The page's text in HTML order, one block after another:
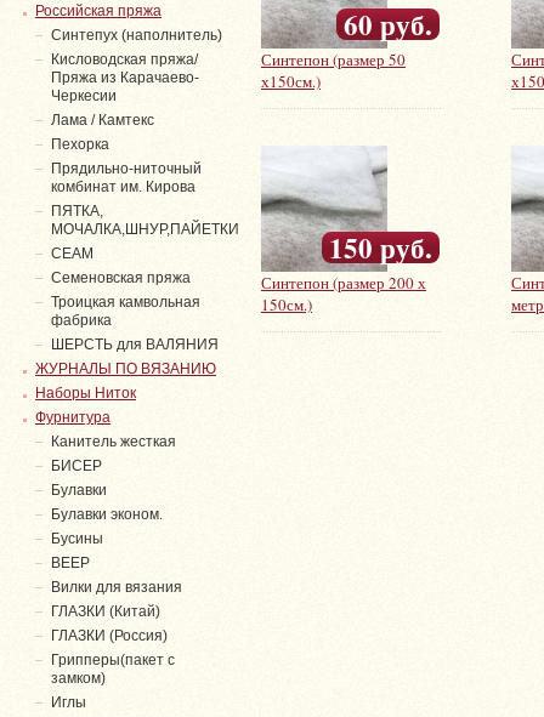
Синтепон (размер 50
х150см.)
60 руб.
Синтепон (размер 200 х
150см.)
150 руб.
Российская пряжа
Синтепух (наполнитель)
Кисловодская пряжа/
Пряжа из Карачаево-
Черкесии
Лама / Камтекс
Пехорка
Прядильно-ниточный
комбинат им. Кирова
ПЯТКА,
МОЧАЛКА,ШНУР,ПАЙЕТКИ
СЕАМ
Семеновская пряжа
Троицкая камвольная
фабрика
ШЕРСТЬ для ВАЛЯНИЯ
ЖУРНАЛЫ ПО ВЯЗАНИЮ
Наборы Ниток
Фурнитура
Канитель жесткая
БИСЕР
Булавки
Булавки эконом.
Бусины
ВЕЕР
Вилки для вязания
ГЛАЗКИ (Китай)
ГЛАЗКИ (Россия)
Грипперы(пакет с
замком)
Иглы